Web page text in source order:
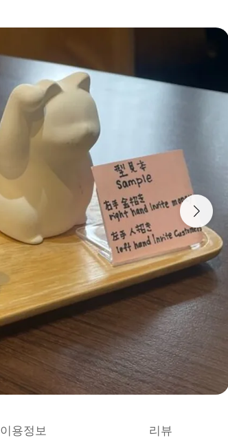
이용정보 리뷰